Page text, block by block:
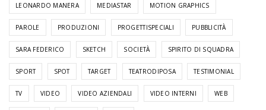
LEONARDO MANERA MEDIASTAR MOTION GRAPHICS
PAROLE PRODUZIONI PROGETTISPECIALI PUBBLICITÀ
SARA FEDERICO SKETCH SOCIETÀ SPIRITO DI SQUADRA
SPORT SPOT TARGET TEATRODIPOSA TESTIMONIAL
TV VIDEO VIDEO AZIENDALI VIDEO INTERNI WEB